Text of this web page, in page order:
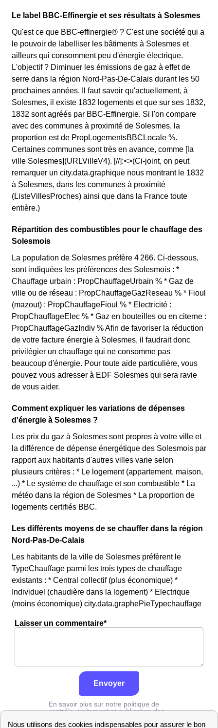
Le label BBC-Effinergie et ses résultats à Solesmes
Qu'est ce que BBC-effinergie® ? C'est une société qui a
le pouvoir de labelliser les bâtiments à Solesmes et
ailleurs qui consomment peu d'énergie électrique.
L'objectif ? Diminuer les émissions de gaz à effet de
serre dans la région Nord-Pas-De-Calais durant les 50
prochaines années. Il faut savoir qu'actuellement, à
Solesmes, il existe 1832 logements et que sur ses 1832,
1832 sont agréés par BBC-Effinergie. Si l'on compare
avec des communes à proximité de Solesmes, la
proportion est de PropLogementsBBCLocale %.
Certaines communes sont très en avance, comme [la
ville Solesmes](URLVilleV4). [//]:<>(Ci-joint, on peut
remarquer un city.data.graphique nous montrant le 1832
à Solesmes, dans les communes à proximité
(ListeVillesProches) ainsi que dans la France toute
entière.)
Répartition des combustibles pour le chauffage des
Solesmois
La population de Solesmes préfère 4 266. Ci-dessous,
sont indiquées les préférences des Solesmois : *
Chauffage urbain : PropChauffageUrbain % * Gaz de
ville ou de réseau : PropChauffageGazReseau % * Fioul
(mazout) : PropChauffageFioul % * Electricité :
PropChauffageElec % * Gaz en bouteilles ou en citerne :
PropChauffageGazIndiv % Afin de favoriser la réduction
de votre facture énergie à Solesmes, il faudrait donc
privilégier un chauffage qui ne consomme pas
beaucoup d'énergie. Pour toute aide particulière, vous
pouvez vous adresser à EDF Solesmes qui sera ravie
de vous aider.
Comment expliquer les variations de dépenses
d'énergie à Solesmes ?
Les prix du gaz à Solesmes sont propres à votre ville et
la différence de dépense énergétique des Solesmois par
rapport aux habitants d'autres villes varie selon
plusieurs critères : * Le logement (appartement, maison,
...) * Le système de chauffage et son combustible * La
météo dans la région de Solesmes * La proportion de
logements certifiés BBC.
Les différents moyens de se chauffer dans la région
Nord-Pas-De-Calais
Les habitants de la ville de Solesmes préfèrent le
TypeChauffage parmi les trois types de chauffage
existants : * Central collectif (plus économique) *
Individuel (chaudière dans la logement) * Electrique
(moins économique) city.data.graphePieTypechauffage
Laisser un commentaire*
Envoyer
En savoir plus sur notre politique de
contrôle, traitement et publication des